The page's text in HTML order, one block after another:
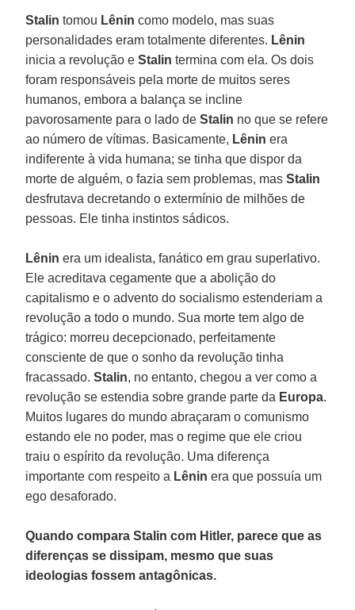
Stalin tomou Lênin como modelo, mas suas
personalidades eram totalmente diferentes. Lênin
inicia a revolução eStalin termina com ela. Os dois
foram responsáveis pela morte de muitos seres
humanos, embora a balança se incline
pavorosamente para o lado deStalin no que se refere
ao número de vítimas. Basicamente, Lênin era
indiferente à vida humana; se tinha que dispor da
morte de alguém, o fazia sem problemas, masStalin
desfrutava decretando o extermínio de milhões de
pessoas. Ele tinha instintos sádicos.
Lênin era um idealista, fanático em grau superlativo.
Ele acreditava cegamente que a abolição do
capitalismo e o advento do socialismo estenderiam a
revolução a todo o mundo. Sua morte tem algo de
trágico: morreu decepcionado, perfeitamente
consciente de que o sonho da revolução tinha
fracassado.Stalin, no entanto, chegou a ver como a
revolução se estendia sobre grande parte da Europa.
Muitos lugares do mundo abraçaram o comunismo
estando ele no poder, mas o regime que ele criou
traiu o espírito da revolução. Uma diferença
importante com respeito a Lênin era que possuía um
ego desaforado.
Quando compara Stalin com Hitler, parece que as
diferenças se dissipam, mesmo que suas
ideologias fossem antagônicas.